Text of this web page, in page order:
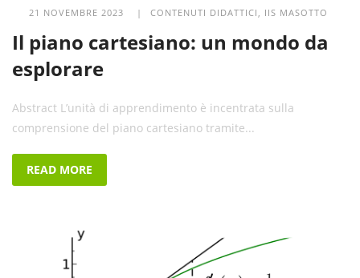
21 NOVEMBRE 2023 | CONTENUTI DIDATTICI IIS MASOTTO
Il piano cartesiano: un mondo da
esplorare
Abstract L’unità di apprendimento è incentrata sulla
comprensione del piano cartesiano tramite...
READ MORE